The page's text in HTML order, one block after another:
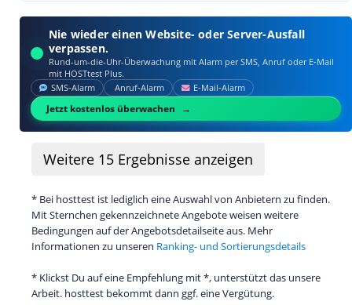
Nie wieder einen Website- oder Server-Ausfall
verpassen.
Rund-um-die-Uhr-Überwachung mit Alarm per SMS, Anruf oder E‑Mail
mit HOSTtest Plus.
SMS‑Alarm Anruf‑Alarm E‑Mail‑Alarm
Jetzt kostenlos überwachen
Weitere 15 Ergebnisse anzeigen
* Bei hosttest ist lediglich eine Auswahl von Anbietern zu finden.
Mit Sternchen gekennzeichnete Angebote weisen weitere
Bedingungen auf der Angebotsdetailseite aus. Mehr
Informationen zu unseren Ranking- und Sortierungsdetails
* Klickst Du auf eine Empfehlung mit *, unterstützt das unsere
Arbeit. hosttest bekommt dann ggf. eine Vergütung.